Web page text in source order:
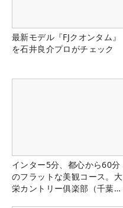
最新モデル『FJクオンタム』
を石井良介プロがチェック
インター5分、都心から60分
のフラットな美観コース。大
栄カントリー俱楽部（千葉